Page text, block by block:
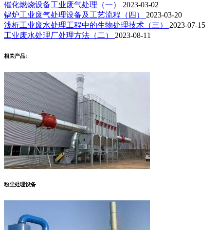
催化燃烧设备工业废气处理（一） 2023-03-02
锅炉工业废气处理设备及工艺流程（四） 2023-03-20
浅析工业废水处理工程中的生物处理技术（三） 2023-07-15
工业废水处理厂处理方法（二） 2023-08-11
相关产品:
粉尘处理设备